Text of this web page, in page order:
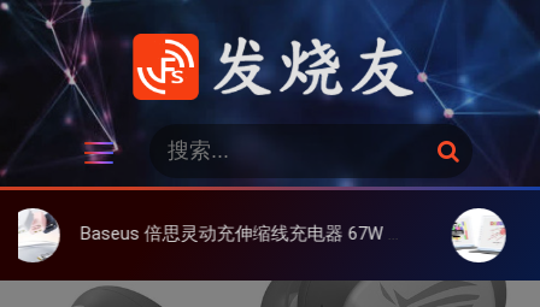
跳
发烧友
：
搜
索
Baseus 倍思灵动充伸缩线充电器 67W 3C，超耐用可伸缩线、氮化镓、3C多设备同时充 大上